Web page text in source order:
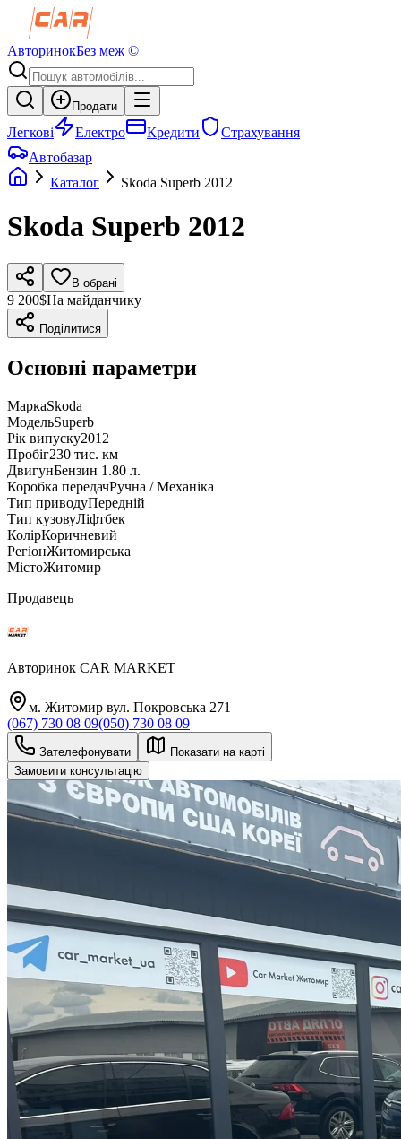
АвторинокБез меж ©
Продати
Легкові Електро Кредити
Страхування
Автобазар
Каталог
Skoda Superb 2012
Skoda Superb 2012
В обрані
9 200$На майданчику
Поділитися
Основні параметри
МаркаSkoda
МодельSuperb
Рік випуску2012
Пробіг230 тис. км
ДвигунБензин 1.80 л.
Коробка передачРучна / Механіка
Тип приводуПередній
Тип кузовуЛіфтбек
КолірКоричневий
РегіонЖитомирська
МістоЖитомир
Продавець
Авторинок CAR MARKET
м. Житомир вул. Покровська 271
(067) 730 08 09(050) 730 08 09
Зателефонувати
Показати на карті
Замовити консультацію